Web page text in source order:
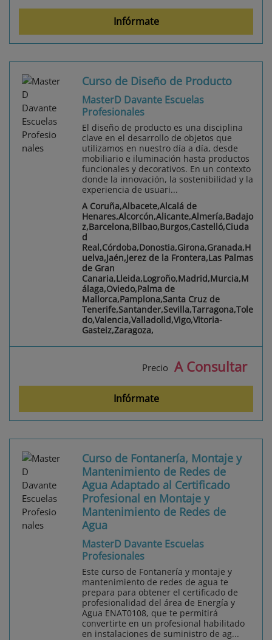
Infórmate
Curso de Diseño de Producto
MasterD Davante Escuelas
Profesionales
El diseño de producto es una disciplina
clave en el desarrollo de objetos que
utilizamos en nuestro día a día, desde
mobiliario e iluminación hasta productos
funcionales y decorativos. En un contexto
donde la innovación, la sostenibilidad y la
experiencia de usuari...
A Coruña,Albacete,Alcalá de
Henares,Alcorcón,Alicante,Almería,Badajo
z,Barcelona,Bilbao,Burgos,Castelló,Ciuda
d
Real,Córdoba,Donostia,Girona,Granada,H
uelva,Jaén,Jerez de la Frontera,Las Palmas
de Gran
Canaria,Lleida,Logroño,Madrid,Murcia,M
álaga,Oviedo,Palma de
Mallorca,Pamplona,Santa Cruz de
Tenerife,Santander,Sevilla,Tarragona,Tole
do,Valencia,Valladolid,Vigo,Vitoria-
Gasteiz,Zaragoza,
Precio A Consultar
Infórmate
Curso de Fontanería, Montaje y
Mantenimiento de Redes de
Agua Adaptado al Certificado
Profesional en Montaje y
Mantenimiento de Redes de
Agua
MasterD Davante Escuelas
Profesionales
Este curso de Fontanería y montaje y
mantenimiento de redes de agua te
prepara para obtener el certificado de
profesionalidad del área de Energía y
Agua ENAT0108, que te permitirá
convertirte en un profesional habilitado
en instalaciones de suministro de ag...